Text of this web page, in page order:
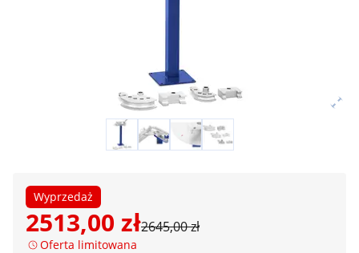
Wyprzedaż
2513,00 zł2645,00 zł
Oferta limitowana